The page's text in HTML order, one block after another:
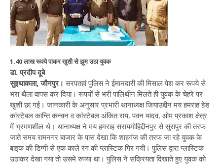
1.40 लाख रूपये पाकर खुशी से झूम उठा युवक
डा. प्रदीप दूबे
सुइथाकला, जौनपुर।सरपतहां पुलिस ने ईमानदारी की मिसाल पेश कर रूपये से
भरा थैला वापस कर दिया। रूपयों से भरी पालिथीन मिलते ही युवक के चेहरे पर
खुशी छा गई। जानकारी के अनुसार प्रभारी थानाध्यक्ष जियाउद्दीन मय हमराह हेड
कांस्टेबल कान्ति कन्चन व कांस्टेबल अंकित राय, पवन यादव, ओम प्रकाश क्षेत्र
में भ्रमणशील थे। थानाध्यक्ष ने मय हमराह सरायमोहिद्दीनपुर से सुरापुर की तरफ
जाते समय रामनगर बाजार के पास देखा कि शाहगंज की तरफ जा रहे युवक के
बाइक की डिग्गी से एक काले रंग की प्लास्टिक गिर गयी। पुलिस द्वारा प्लास्टिक
उठाकर देखा गया तो उसमे रुपया था। पुलिस ने सक्रियता दिखाते हुए युवक को